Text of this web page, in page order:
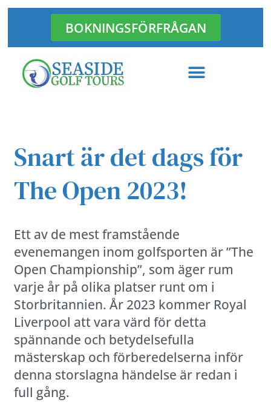
Hoppa
till
innehåll
BOKNINGSFÖRFRÅGAN
Snart är det dags för
The Open 2023!
Ett av de mest framstående
evenemangen inom golfsporten är ”The
Open Championship”, som äger rum
varje år på olika platser runt om i
Storbritannien. År 2023 kommer Royal
Liverpool att vara värd för detta
spännande och betydelsefulla
mästerskap och förberedelserna inför
denna storslagna händelse är redan i
full gång.